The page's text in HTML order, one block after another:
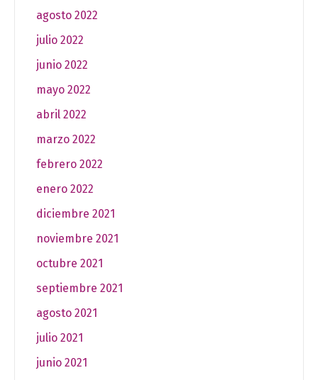
agosto 2022
julio 2022
junio 2022
mayo 2022
abril 2022
marzo 2022
febrero 2022
enero 2022
diciembre 2021
noviembre 2021
octubre 2021
septiembre 2021
agosto 2021
julio 2021
junio 2021